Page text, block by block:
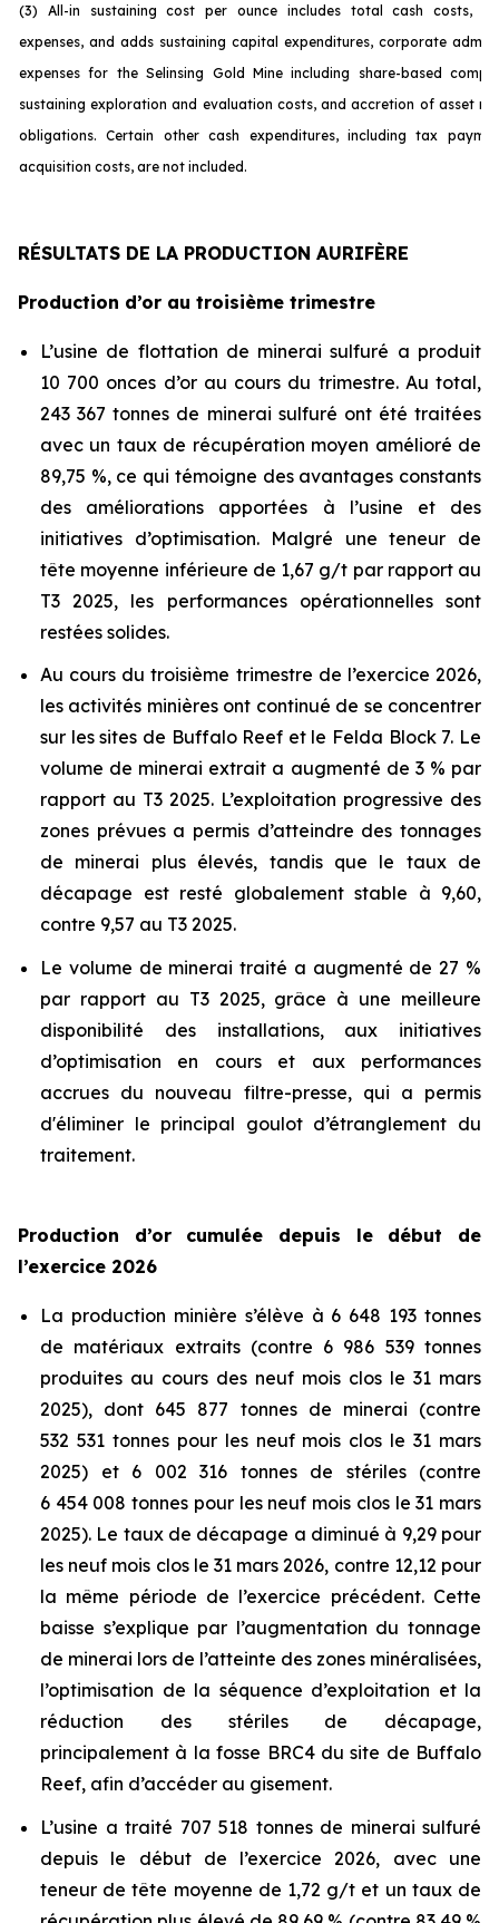
(3) All-in sustaining cost per ounce includes total cash costs,
expenses, and adds sustaining capital expenditures, corporate
expenses for the Selinsing Gold Mine including share-based
sustaining exploration and evaluation costs, and accretion of asset
obligations. Certain other cash expenditures, including tax
acquisition costs, are not included.
RÉSULTATS DE LA PRODUCTION AURIFÈRE
Production d’or au troisième trimestre
L’usine de flottation de minerai sulfuré a produit
10 700 onces d’or au cours du trimestre. Au total,
243 367 tonnes de minerai sulfuré ont été traitées
avec un taux de récupération moyen amélioré de
89,75 %, ce qui témoigne des avantages constants
des améliorations apportées à l’usine et des
initiatives d’optimisation. Malgré une teneur de
tête moyenne inférieure de 1,67 g/t par rapport au
T3 2025, les performances opérationnelles sont
restées solides.
Au cours du troisième trimestre de l’exercice 2026,
les activités minières ont continué de se concentrer
sur les sites de Buffalo Reef et le Felda Block 7. Le
volume de minerai extrait a augmenté de 3 % par
rapport au T3 2025. L’exploitation progressive des
zones prévues a permis d’atteindre des tonnages
de minerai plus élevés, tandis que le taux de
décapage est resté globalement stable à 9,60,
contre 9,57 au T3 2025.
Le volume de minerai traité a augmenté de 27 %
par rapport au T3 2025, grâce à une meilleure
disponibilité des installations, aux initiatives
d’optimisation en cours et aux performances
accrues du nouveau filtre-presse, qui a permis
d'éliminer le principal goulot d’étranglement du
traitement.
Production d’or cumulée depuis le début de
l’exercice 2026
La production minière s’élève à 6 648 193 tonnes
de matériaux extraits (contre 6 986 539 tonnes
produites au cours des neuf mois clos le 31 mars
2025), dont 645 877 tonnes de minerai (contre
532 531 tonnes pour les neuf mois clos le 31 mars
2025) et 6 002 316 tonnes de stériles (contre
6 454 008 tonnes pour les neuf mois clos le 31 mars
2025). Le taux de décapage a diminué à 9,29 pour
les neuf mois clos le 31 mars 2026, contre 12,12 pour
la même période de l’exercice précédent. Cette
baisse s’explique par l’augmentation du tonnage
de minerai lors de l’atteinte des zones minéralisées,
l’optimisation de la séquence d’exploitation et la
réduction des stériles de décapage,
principalement à la fosse BRC4 du site de Buffalo
Reef, afin d’accéder au gisement.
L’usine a traité 707 518 tonnes de minerai sulfuré
depuis le début de l’exercice 2026, avec une
teneur de tête moyenne de 1,72 g/t et un taux de